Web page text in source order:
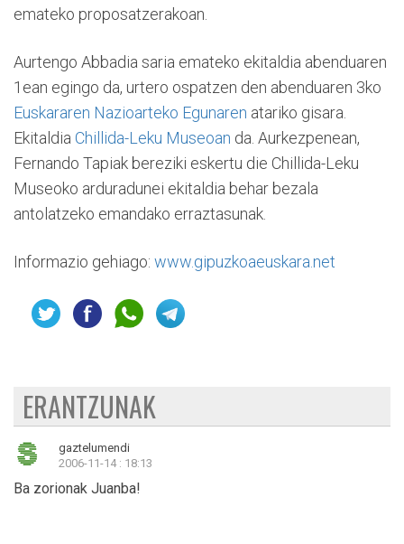
emateko proposatzerakoan.
Aurtengo Abbadia saria emateko ekitaldia abenduaren
1ean egingo da, urtero ospatzen den abenduaren 3ko
Euskararen Nazioarteko Egunaren atariko gisara.
Ekitaldia Chillida-Leku Museoan da. Aurkezpenean,
Fernando Tapiak bereziki eskertu die Chillida-Leku
Museoko arduradunei ekitaldia behar bezala
antolatzeko emandako erraztasunak.
Informazio gehiago: www.gipuzkoaeuskara.net
ERANTZUNAK
gaztelumendi
2006-11-14 : 18:13
Ba zorionak Juanba!